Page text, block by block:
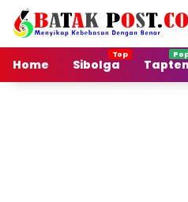
Langsung
konten
Home
Sibolga